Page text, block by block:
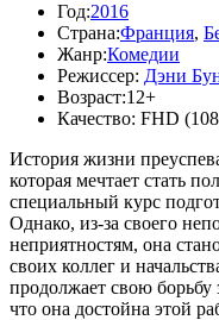
Год:2016
Страна:Франция,
Жанр:Комедии
Режиссер: Дэни
Возраст:12+
Качество: FHD
История жизни
которая мечтает стать
специальный курс
Однако, из-за своего
неприятностям, она
своих коллег и
продолжает свою борьбу
что она достойна этой